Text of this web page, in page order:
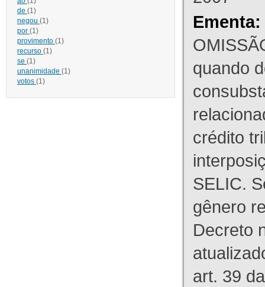
de (1)
negou (1)
por (1)
provimento (1)
recurso (1)
se (1)
unanimidade (1)
votos (1)
Ementa:
quando
crédito
SELIC.
gênero
Decreto
art. 39